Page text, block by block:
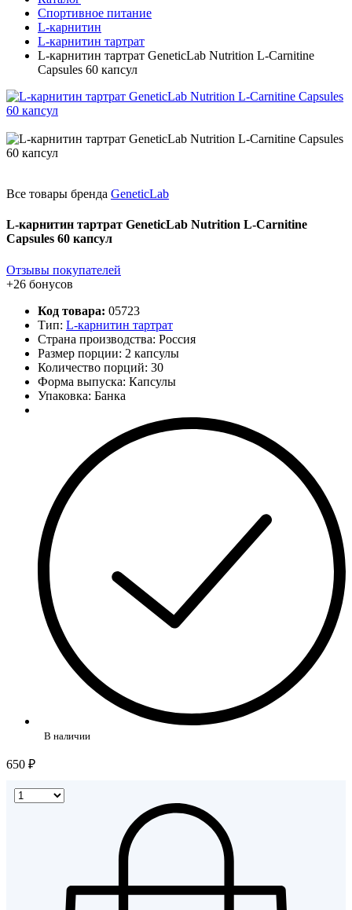
Спортивное питание
L-карнитин
L-карнитин тартрат
L-карнитин тартрат GeneticLab Nutrition L-Carnitine
Capsules 60 капсул
Все товары бренда GeneticLab
L-карнитин тартрат GeneticLab Nutrition L-Carnitine
Capsules 60 капсул
Отзывы покупателей
+26 бонусов
Код товара: 05723
Тип: L-карнитин тартрат
Страна производства: Россия
Размер порции: 2 капсулы
Количество порций: 30
Форма выпуска: Капсулы
Упаковка: Банка
В наличии
650 ₽